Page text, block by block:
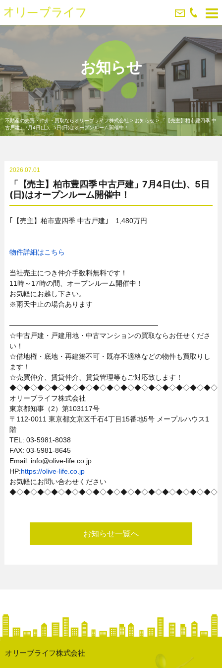
お知らせ
不動産の売買・仲介・買取ならオリーブライフ株式会社 > お知らせ> 「【売主】柏市豊四季 中
古戸建」7月4日(土)、5日(日)はオープンルーム開催中！
2026.07.01
「【売主】柏市豊四季 中古戸建」7月4日(土)、5日
(日)はオープンルーム開催中！
｢【売主】柏市豊四季 中古戸建｣ 1,480万円
物件詳細はこちら
当社売主につき仲介手数料無料です！
11時～17時の間、オープンルーム開催中！
お気軽にお越し下さい。
※雨天中止の場合あります
──────────────────────────────
☆中古戸建・戸建用地・中古マンションの買取ならお任せくださ
い！
☆借地権・底地・再建築不可・既存不適格などの物件も買取りし
ます！
☆売買仲介、賃貸仲介、賃貸管理等もご対応致します！
◆◇◆◇◆◇◆◇◆◇◆◇◆◇◆◇◆◇◆◇◆◇◆◇◆◇◆◇◆◇
オリーブライフ株式会社
東京都知事（2）第103117号
〒112-0011 東京都文京区千石4丁目15番地5号 メープルハウス1
階
TEL: 03-5981-8038
FAX: 03-5981-8645
Email: info@olive-life.co.jp
HP:https://olive-life.co.jp
お気軽にお問い合わせください
◆◇◆◇◆◇◆◇◆◇◆◇◆◇◆◇◆◇◆◇◆◇◆◇◆◇◆◇◆◇
お知らせ一覧へ
オリーブライフ株式会社